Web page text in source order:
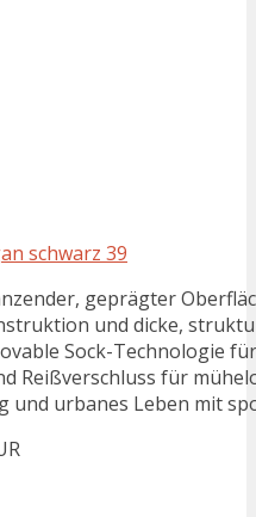
schwarz 39
geprägter
und dicke,
Sock-Technologie
Reißverschluss für
und urbanes Leben mit